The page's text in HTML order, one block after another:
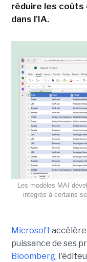
réduire les
dans l'IA.
Les modèles MAI
intégrés à certains
Microsoft
puissance de ses
Bloomberg,